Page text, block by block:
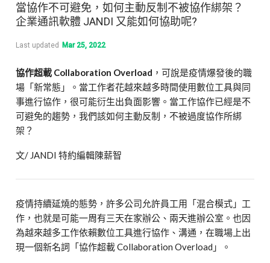
當協作不可避免，如何主動反制不被協作綁架？
企業通訊軟體 JANDI 又能如何協助呢?
Last updated Mar 25, 2022
協作超載 Collaboration Overload ，可說是疫情爆發後的職
場「新常態」。當工作者花越來越多時間使用數位工具與同
事進行協作，很可能衍生出負面影響。當工作協作已經是不
可避免的趨勢，我們該如何主動反制，不被過度協作所綁
架？
文/ JANDI 特約編輯陳薪智
疫情持續延燒的態勢，許多公司允許員工用「混合模式」工
作，也就是可能一周有三天在家辦公、兩天進辦公室。也因
為越來越多工作依賴數位工具進行協作、溝通，在職場上出
現一個新名詞「協作超載 Collaboration Overload」。